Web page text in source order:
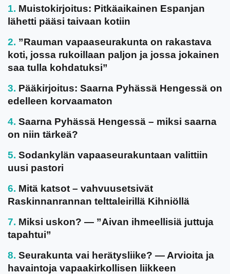
Muistokirjoitus: Pitkäaikainen Espanjan
lähetti pääsi taivaan kotiin
”Rauman vapaaseurakunta on rakastava
koti, jossa rukoillaan paljon ja jossa jokainen
saa tulla kohdatuksi”
Pääkirjoitus: Saarna Pyhässä Hengessä on
edelleen korvaamaton
Saarna Pyhässä Hengessä – miksi saarna
on niin tärkeä?
Sodankylän vapaaseurakuntaan valittiin
uusi pastori
Mitä katsot – vahvuusetsivät
Raskinnanrannan telttaleirillä Kihniöllä
Miksi uskon? — ”Aivan ihmeellisiä juttuja
tapahtui”
Seurakunta vai herätysliike? — Arvioita ja
havaintoja vapaakirkollisen liikkeen